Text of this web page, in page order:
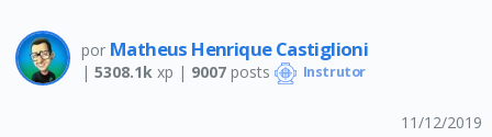
por Matheus Henrique Castiglioni
| 5308.1k xp | 9007posts Instrutor
11/12/2019